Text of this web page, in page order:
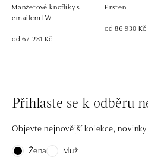
Manžetové knoflíky s
emailem LW
od 67 281 Kč
Prsten
od 86 930 Kč
Přihlaste se k odběru
Objevte nejnovější kolekce,
Žena
Muž